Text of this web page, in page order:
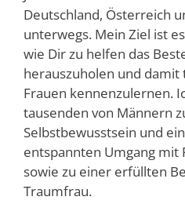
Deutschland, Österreich
unterwegs. Mein Ziel ist
wie Dir zu helfen das
herauszuholen und
Frauen kennenzulernen.
tausenden von Männern
Selbstbewusstsein und
entspannten Umgang mit
sowie zu einer erfüllten
Traumfrau.